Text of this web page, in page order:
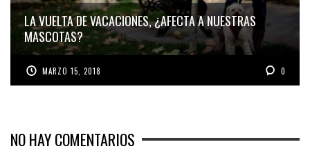
LA VUELTA DE VACACIONES, ¿AFECTA A NUESTRAS
MASCOTAS?
MARZO 15, 2018 0
NO HAY COMENTARIOS